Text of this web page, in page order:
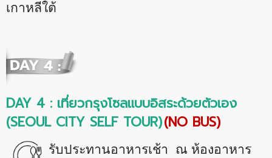
เกาหลีใต้
DAY 4 : เที่ยวกรุงโซลแบบอิสระด้วยตัวเอง
(SEOUL CITY SELF TOUR)(NO BUS)
รับประทานอาหารเช้า ณ ห้องอาหาร